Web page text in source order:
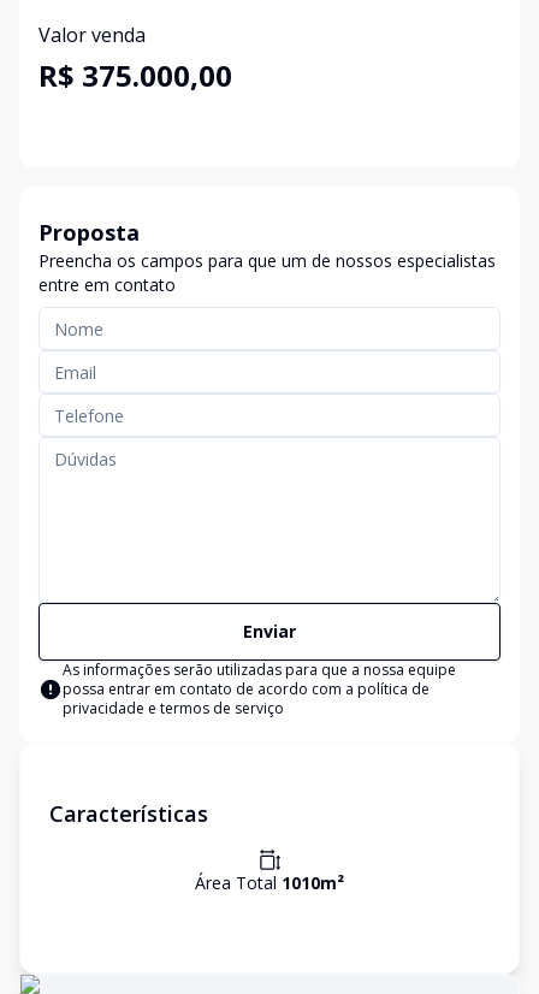
Valor venda
R$ 375.000,00
Proposta
Preencha os campos para que um de nossos especialistas
entre em contato
Enviar
As informações serão utilizadas para que a nossa equipe
possa entrar em contato de acordo com a política de
privacidade e termos de serviço
Características
Área Total 1010m²